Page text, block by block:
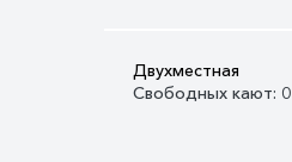
Двухместная
Свободных кают: 0